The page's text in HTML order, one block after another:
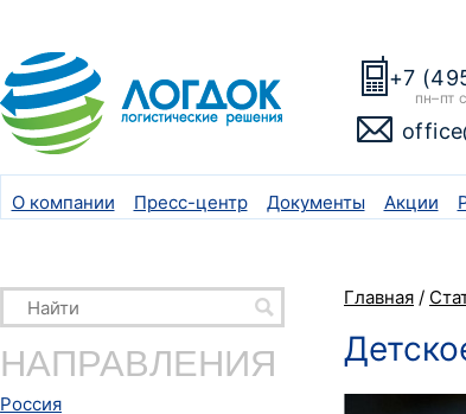
+7
пн–пт
О компании Пресс-центр Документы Акции
НАПРАВЛЕНИЯ
Россия
Главная /